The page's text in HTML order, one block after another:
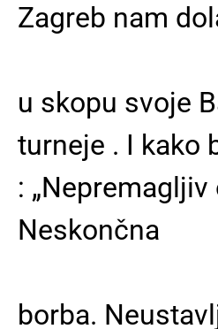
Zagreb nam
u skopu svoje
turneje . I kako
: „Nepremagljiv
Neskončna
borba.